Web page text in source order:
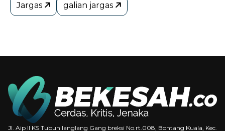
Jargas galian jargas
Jl. Aip II KS Tubun langlang Gang breksi No.rt.008, Bontang Kuala, Kec.